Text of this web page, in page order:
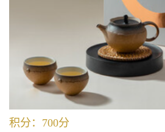
积分：700分